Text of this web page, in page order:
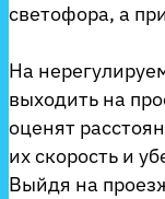
светофора, а
На
выходить на
оценят
их скорость и
Выйдя на